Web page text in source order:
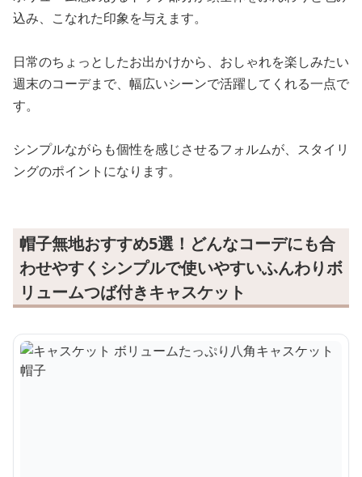
込み、こなれた印象を与えます。
日常のちょっとしたお出かけから、おしゃれを楽しみたい
週末のコーデまで、幅広いシーンで活躍してくれる一点で
す。
シンプルながらも個性を感じさせるフォルムが、スタイリ
ングのポイントになります。
帽子無地おすすめ5選！どんなコーデにも合
わせやすくシンプルで使いやすいふんわりボ
リュームつば付きキャスケット